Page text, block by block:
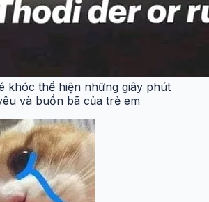
khóc thể hiện những giây phút
và buồn bã của trẻ em